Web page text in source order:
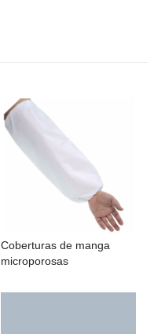
Coberturas de manga
microporosas